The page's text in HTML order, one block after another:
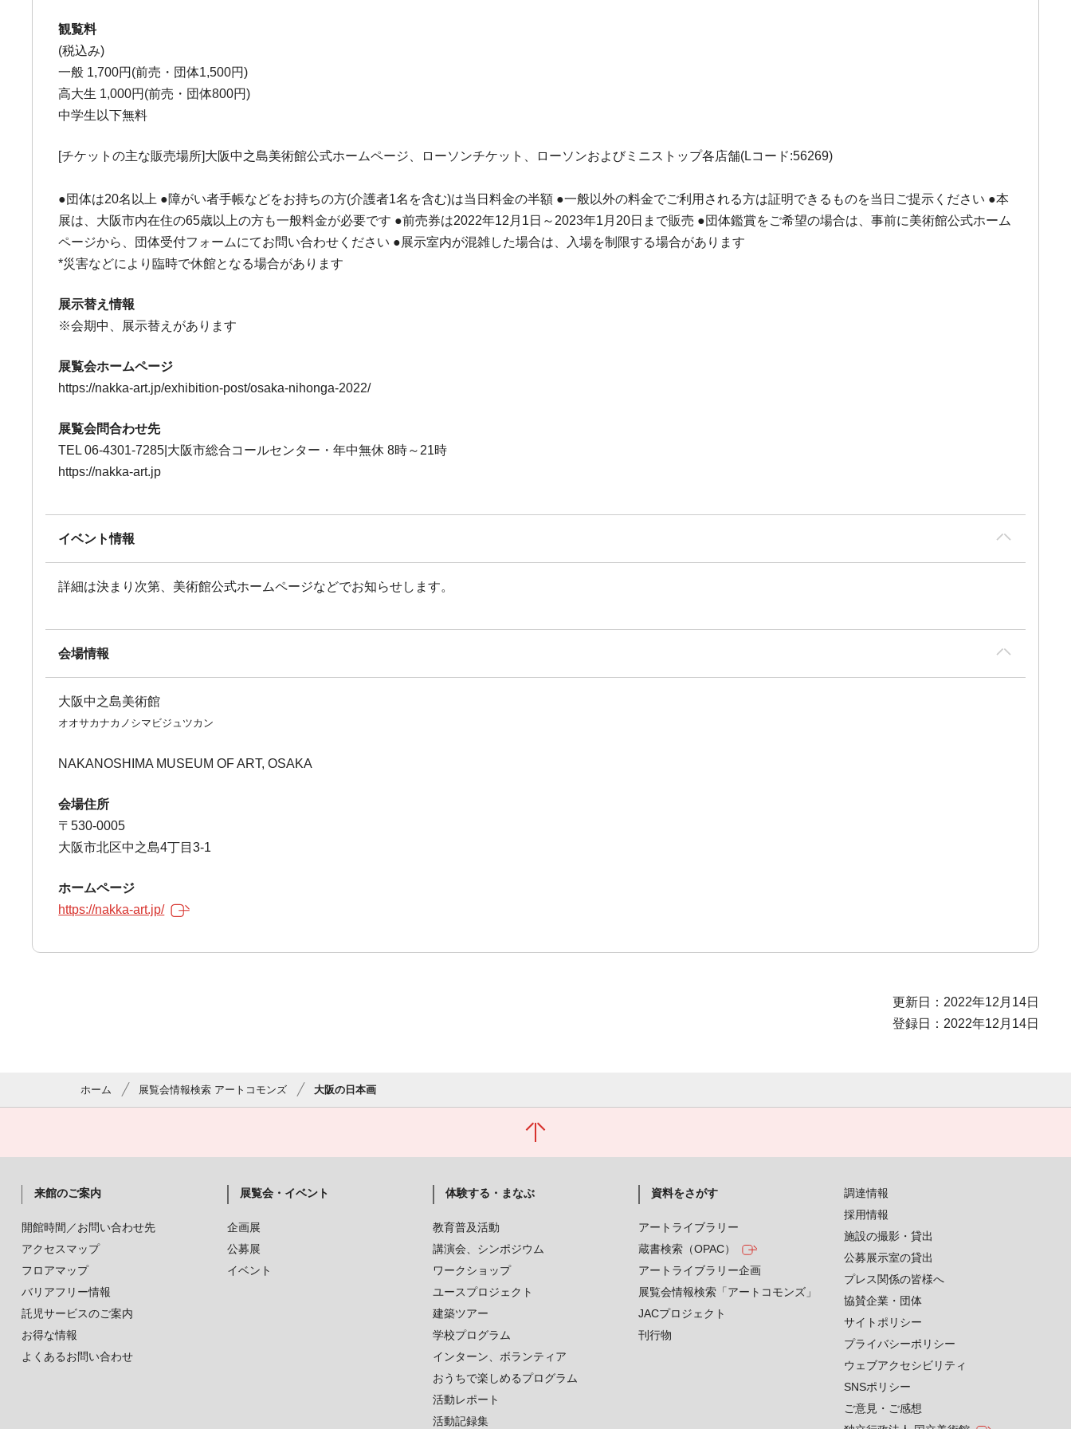
観覧料
(税込み)
一般 1,700円(前売・団体1,500円)
高大生 1,000円(前売・団体800円)
中学生以下無料
[チケットの主な販売場所]大阪中之島美術館公式ホームページ、ローソンチケット、ローソンおよびミニストップ各店舗(Lコード:56269)
●団体は20名以上 ●障がい者手帳などをお持ちの方(介護者1名を含む)は当日料金の半額 ●一般以外の料金でご利用される方は証明できるものを当日ご提示ください ●本
展は、大阪市内在住の65歳以上の方も一般料金が必要です ●前売券は2022年12月1日～2023年1月20日まで販売 ●団体鑑賞をご希望の場合は、事前に美術館公式ホーム
ページから、団体受付フォームにてお問い合わせください ●展示室内が混雑した場合は、入場を制限する場合があります
*災害などにより臨時で休館となる場合があります
展示替え情報
※会期中、展示替えがあります
展覧会ホームページ
https://nakka-art.jp/exhibition-post/osaka-nihonga-2022/
展覧会問合わせ先
TEL 06-4301-7285|大阪市総合コールセンター・年中無休 8時～21時
https://nakka-art.jp
イベント情報
詳細は決まり次第、美術館公式ホームページなどでお知らせします。
会場情報
大阪中之島美術館
オオサカナカノシマビジュツカン
NAKANOSHIMA MUSEUM OF ART, OSAKA
会場住所
〒530-0005
大阪市北区中之島4丁目3-1
ホームページ
https://nakka-art.jp/
更新日：2022年12月14日
登録日：2022年12月14日
ホーム 展覧会情報検索 アートコモンズ 大阪の日本画
来館のご案内
開館時間／お問い合わせ先
アクセスマップ
フロアマップ
バリアフリー情報
託児サービスのご案内
お得な情報
よくあるお問い合わせ
展覧会・イベント
企画展
公募展
イベント
体験する・まなぶ
教育普及活動
講演会、シンポジウム
ワークショップ
ユースプロジェクト
建築ツアー
学校プログラム
インターン、ボランティア
おうちで楽しめるプログラム
活動レポート
活動記録集
資料をさがす
アートライブラリー
蔵書検索（OPAC）
アートライブラリー企画
展覧会情報検索「アートコモンズ」
JACプロジェクト
刊行物
調達情報
採用情報
施設の撮影・貸出
公募展示室の貸出
プレス関係の皆様へ
協賛企業・団体
サイトポリシー
プライバシーポリシー
ウェブアクセシビリティ
SNSポリシー
ご意見・ご感想